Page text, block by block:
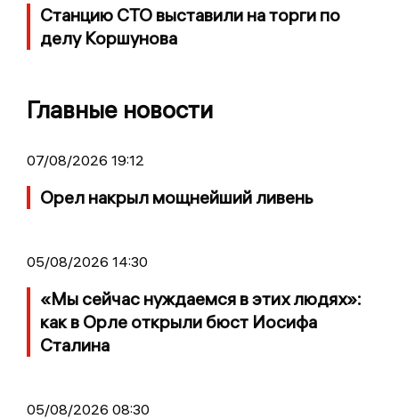
Станцию СТО выставили на торги по
делу Коршунова
Главные новости
07/08/2026 19:12
Орел накрыл мощнейший ливень
05/08/2026 14:30
«Мы сейчас нуждаемся в этих людях»:
как в Орле открыли бюст Иосифа
Сталина
05/08/2026 08:30